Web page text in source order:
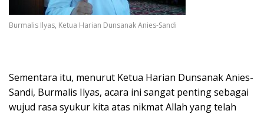
Burmalis Ilyas, Ketua Harian Dunsanak Anies-Sandi
Sementara itu, menurut Ketua Harian Dunsanak Anies-
Sandi, Burmalis Ilyas, acara ini sangat penting sebagai
wujud rasa syukur kita atas nikmat Allah yang telah